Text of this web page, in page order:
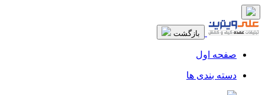
بازگشت
صفحه اول
دسته بندی ها